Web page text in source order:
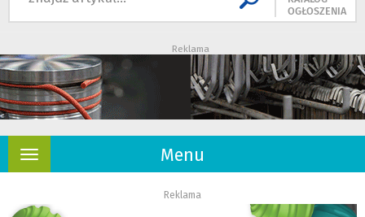
OGŁOSZENIA
Reklama
Menu
Rozwiń
Reklama